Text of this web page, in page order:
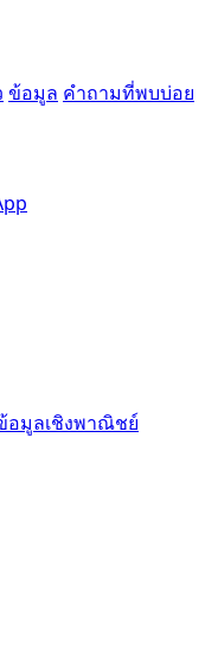
ข้อมูล คำถามที่พบบ่อย
อมูลเชิงพาณิชย์